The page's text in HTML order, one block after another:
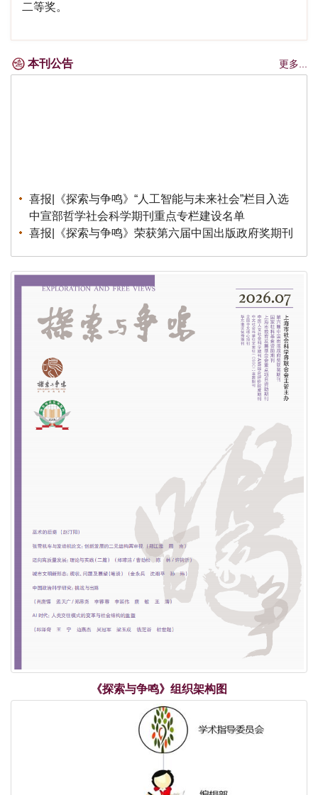
二等奖。
本刊公告 更多...
喜报|《探索与争鸣》“人工智能与未来社会”栏目入选
中宣部哲学社会科学期刊重点专栏建设名单
喜报|《探索与争鸣》荣获第六届中国出版政府奖期刊
荣誉|《探索与争鸣》荣获第八届华东地区优秀期刊
荣誉|《探索与争鸣》2025再度蝉联国家社科基金资
荣誉|《探索与争鸣》入展第三十一届北京国际图书博
览会“BIBF 2025中国精品期刊展”
荣誉|《探索与争鸣》获得国家哲学社会科学文献中心
2024年度综合性人文社会科学最受欢迎期刊
荣誉| 重磅发布！学术实力榜单出炉！《复印报刊资
荣誉| 关于上海市模范集体、劳动模范和先进工作者
《探索与争鸣》组织架构图